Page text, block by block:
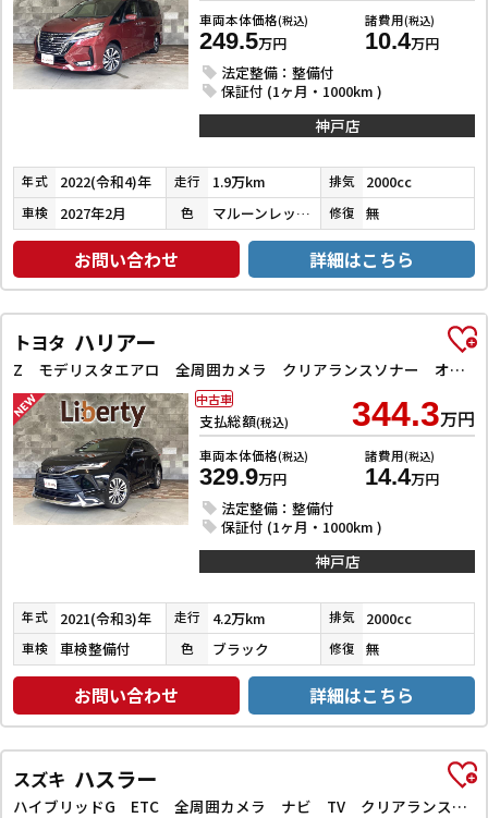
車両本体価格(税込)
249.5万円
諸費用(税込)
10.4万円
法定整備：整備付
保証付 (1ヶ月・1000km )
神戸店
年式 2022(令和4)年 走行 1.9万km 排気 2000cc
車検 2027年2月 色 マルーンレッドマルチフレックスパールメタリック 修復 無
お問い合わせ 詳細はこちら
トヨタ ハリアー
Z モデリスタエアロ 全周囲カメラ クリアランスソナー オートクルーズコントロール レーンアシスト パワーシート 衝突被害軽減システム ナビ TV オートマチックハイビーム オートライト LEDヘッドラン
支払総額(税込) 344.3万円
車両本体価格(税込)
329.9万円
諸費用(税込)
14.4万円
法定整備：整備付
保証付 (1ヶ月・1000km )
中古車
神戸店
年式 2021(令和3)年 走行 4.2万km 排気 2000cc
車検 車検整備付 色 ブラック 修復 無
お問い合わせ 詳細はこちら
スズキ ハスラー
ハイブリッドG ETC 全周囲カメラ ナビ TV クリアランスソナー オートクルーズコントロール レーンアシスト 衝突被害軽減システム オートライト スマートキー アイドリングストップ